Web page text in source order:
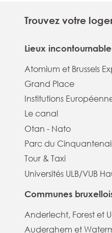
Trouvez votre
Lieux
Atomium et Brussels
Grand Place
Institutions
Le canal
Otan - Nato
Parc du
Tour & Taxi
Universités ULB/VUB
Communes
Anderlecht, Forest et
Auderghem et